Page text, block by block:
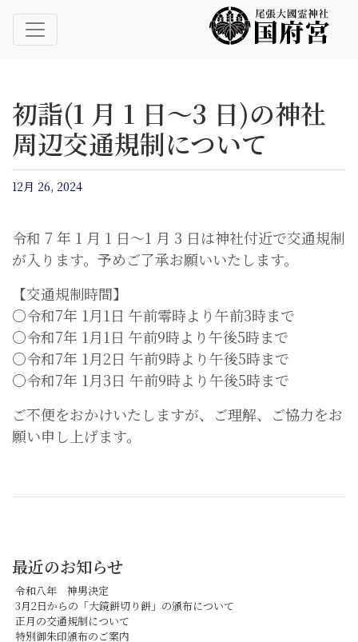
尾張大國霊神社 国府宮
尾張大國霊神社 国府宮｜ご祈祷 はだか祭
初詣(1 月 1 日〜3 日)の神社
周辺交通規制について
12月 26, 2024
令和 7 年 1 月 1 日〜1 月 3 日は神社付近で交通規制
が入ります。予めご了承お願いいたします。
【交通規制時間】
〇令和7年 1月1日 午前零時より午前3時まで
〇令和7年 1月1日 午前9時より午後5時まで
〇令和7年 1月2日 午前9時より午後5時まで
〇令和7年 1月3日 午前9時より午後5時まで
ご不便をおかけいたしますが、ご理解、ご協力をお
願い申し上げます。
最近のお知らせ
令和八年 神男決定
3月2日からの「大鏡餅切り餅」の頒布について
正月の交通規制について
特別御朱印頒布のご案内